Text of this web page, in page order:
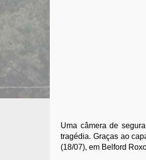
Uma câmera de
tragédia. Graças ao
(18/07), em Belford